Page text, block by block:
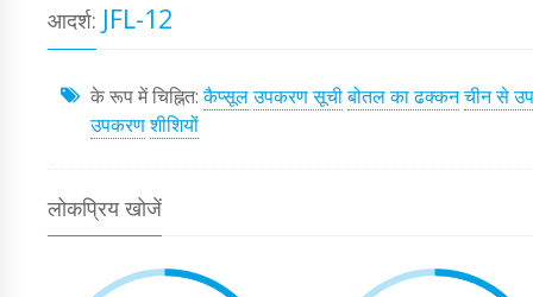
आदर्श: JFL-12
के रूप में चिह्नित:कैप्सूलउपकरण सूचीबोतल का ढक्कनचीन से
उपकरणशीशियों
लोकप्रिय खोजें